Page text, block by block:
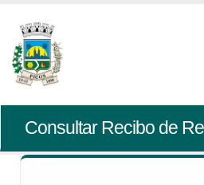
Consultar Recibo de